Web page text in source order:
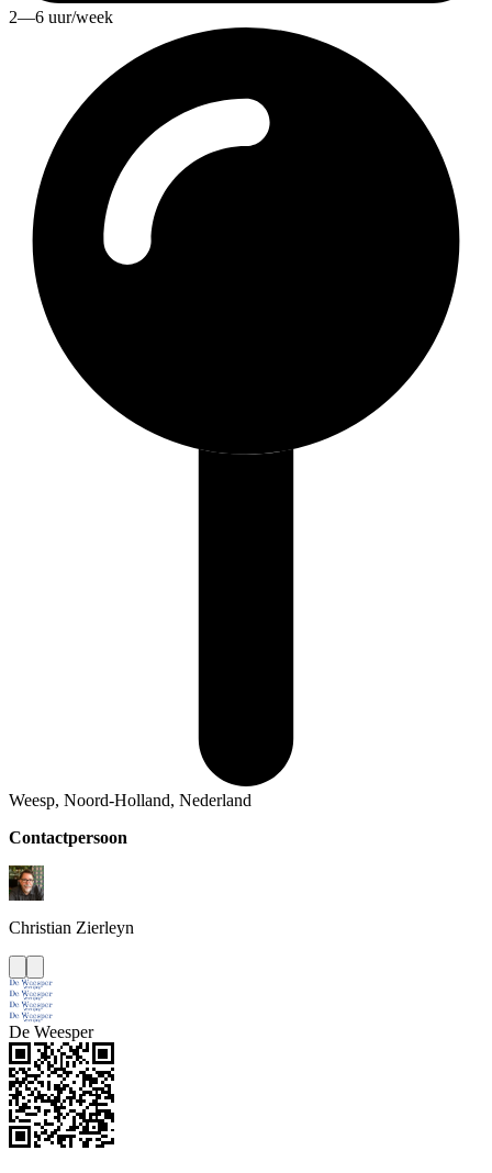
2—6 uur/week
Weesp, Noord-Holland, Nederland
Contactpersoon
Christian Zierleyn
De Weesper